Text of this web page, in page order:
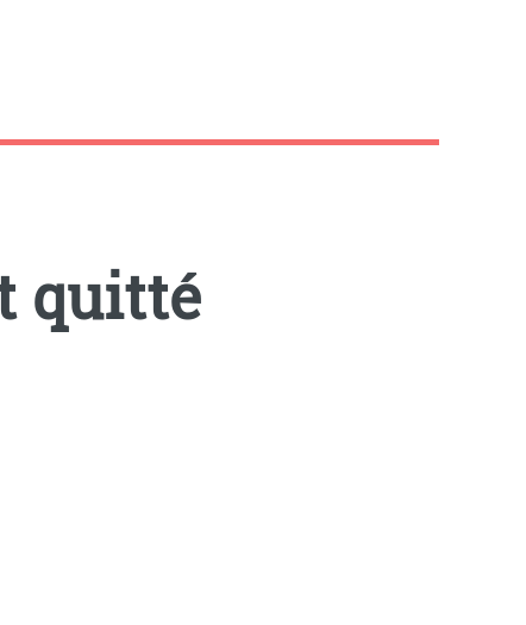
quitté